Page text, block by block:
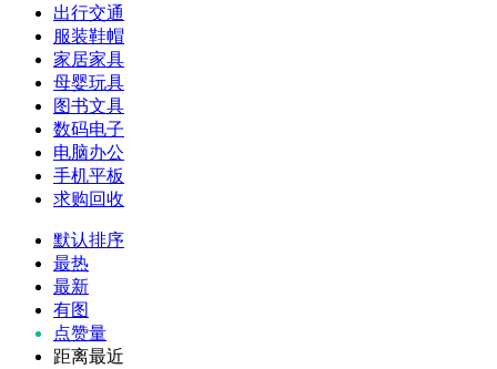
出行交通
服装鞋帽
家居家具
母婴玩具
图书文具
数码电子
电脑办公
手机平板
求购回收
默认排序
最热
最新
有图
点赞量
距离最近